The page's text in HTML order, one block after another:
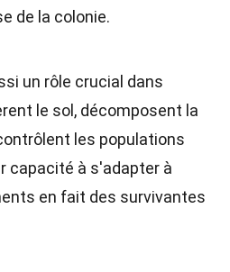
de la colonie.
un rôle crucial dans
le sol, décomposent la
les populations
capacité à s'adapter à
en fait des survivantes